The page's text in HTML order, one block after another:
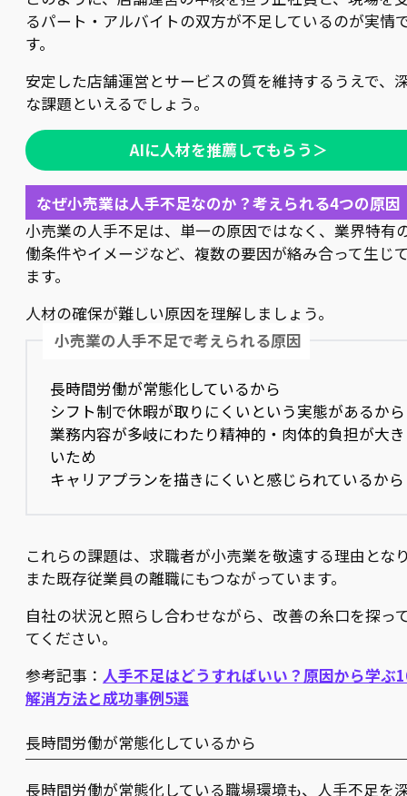
るパート・アルバイトの双方が不足しているのが実情
す。
安定した店舗運営とサービスの質を維持するうえで、
な課題といえるでしょう。
AIに人材を推薦してもらう＞
なぜ小売業は人手不足なのか？考えられる4つの原因
小売業の人手不足は、単一の原因ではなく、業界特有
働条件やイメージなど、複数の要因が絡み合って生じ
ます。
人材の確保が難しい原因を理解しましょう。
小売業の人手不足で考えられる原因
長時間労働が常態化しているから
シフト制で休暇が取りにくいという実態があるから
業務内容が多岐にわたり精神的・肉体的負担が大き
いため
キャリアプランを描きにくいと感じられているから
これらの課題は、求職者が小売業を敬遠する理由とな
また既存従業員の離職にもつながっています。
自社の状況と照らし合わせながら、改善の糸口を探っ
てください。
参考記事： 人手不足はどうすればいい？原因から学ぶ
解消方法と成功事例5選
長時間労働が常態化しているから
長時間労働が常態化している職場環境も、人手不足を